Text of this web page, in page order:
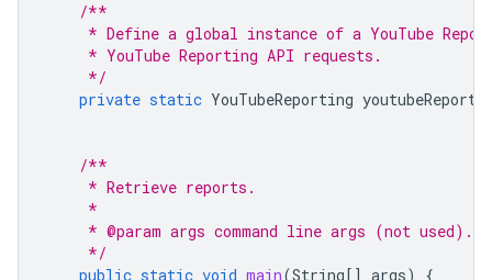
/**
* Define a global instance of a YouTube
     * YouTube Reporting API requests.
     */
private static YouTubeReporting
/**
     * Retrieve reports.
     *
     * @param args command line args (not used).
     */
public static void main(String[] args) {